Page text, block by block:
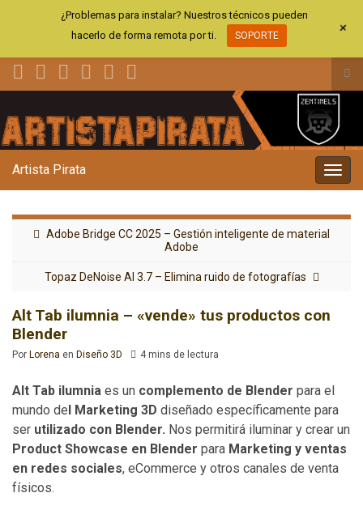
el
la
Artista Pirata
Adobe Bridge CC 2025 – Gestión inteligente de material
Adobe
Topaz DeNoise AI 3.7 – Elimina ruido de fotografías
Alt Tab ilumnia – «vende» tus productos con
Blender
Por Lorena en Diseño 3D 4 mins de lectura
Alt Tab ilumnia es un complemento de Blender para el
mundo del Marketing 3D diseñado específicamente para
ser utilizado con Blender. Nos permitirá iluminar y crear un
Product Showcase en Blender para Marketing y ventas
en redes sociales, eCommerce y otros canales de venta
físicos.
¿Problemas para instalar? Nuestros técnicos pueden
hacerlo de forma remota por ti.
SOPORTE +